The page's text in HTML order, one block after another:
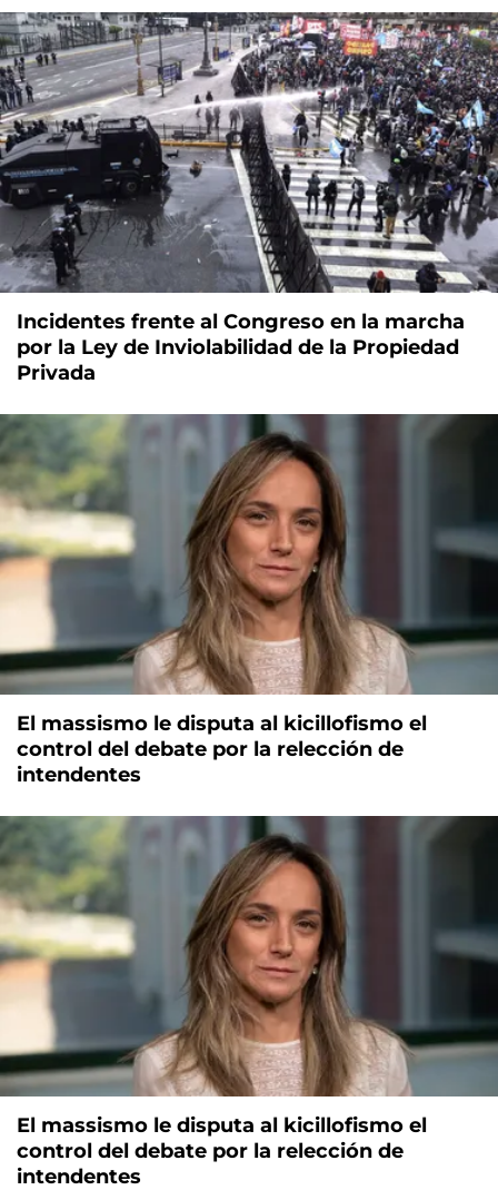
Incidentes frente al Congreso en la marcha
por la Ley de Inviolabilidad de la Propiedad
Privada
El massismo le disputa al kicillofismo el
control del debate por la relección de
intendentes
El massismo le disputa al kicillofismo el
control del debate por la relección de
intendentes